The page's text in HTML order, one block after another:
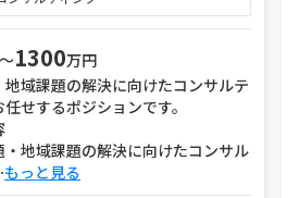
1300万円
地域課題の解決に向けたコンサルテ
せするポジションです。
・地域課題の解決に向けたコンサル
もっと見る